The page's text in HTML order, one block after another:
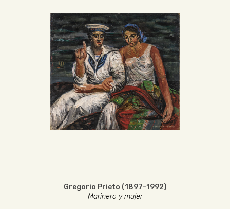
Gregorio Prieto (1897-1992)
Marinero y mujer